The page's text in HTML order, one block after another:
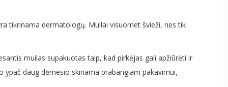
tikrinama dermatologų. Muilai visuomet švieži, nes tik
muilas supakuotas taip, kad pirkėjas gali apžiūrėti ir
daug dėmesio skiriama prabangiam pakavimui,